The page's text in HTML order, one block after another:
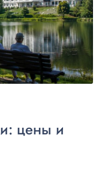
цены и